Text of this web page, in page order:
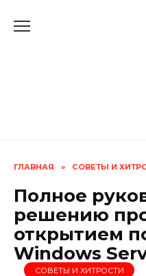
ГЛАВНАЯ » СОВЕТЫ И
Полное
решению
открытием
Windows
СОВЕТЫ И ХИТРОСТИ